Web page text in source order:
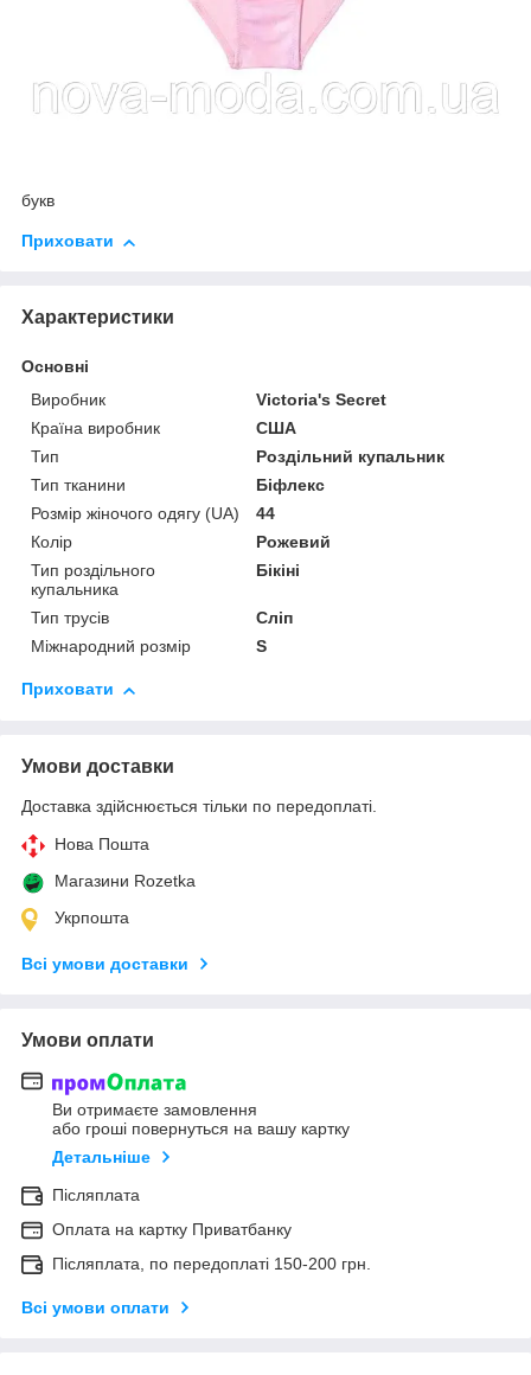
букв
Приховати
Характеристики
Основні
Виробник
Victoria's Secret
Країна виробник
США
Тип
Роздільний купальник
Тип тканини
Біфлекс
Розмір жіночого одягу (UA)
44
Колір
Рожевий
Тип роздільного
купальника
Бікіні
Тип трусів
Сліп
Міжнародний розмір
S
Приховати
Умови доставки
Доставка здійснюється тільки по передоплаті.
Нова Пошта
Магазини Rozetka
Укрпошта
Всі умови доставки
Умови оплати
Ви отримаєте замовлення
або гроші повернуться на вашу картку
Детальніше
Післяплата
Оплата на картку Приватбанку
Післяплата, по передоплаті 150-200 грн.
Всі умови оплати